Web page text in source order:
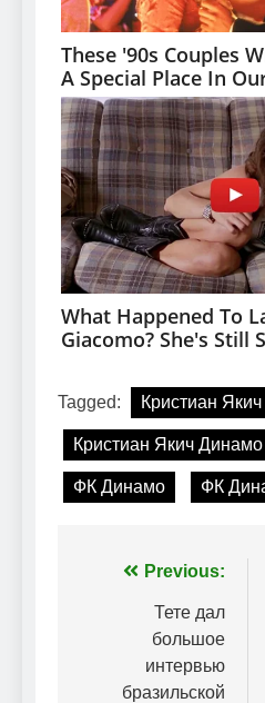
Tagged: Кристиан Якич
Кристиан Якич Динамо
ФК Динамо ФК
Навігація
записів
Previous:
Тете дал
большое
интервью
бразильской